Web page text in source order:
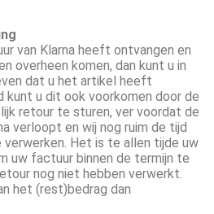
van Klarna heeft ontvangen en
overheen komen, dan kunt u in
dat u het artikel heeft
kunt u dit ook voorkomen door de
retour te sturen, ver voordat de
verloopt en wij nog ruim de tijd
Het is te allen tijde uw
uw factuur binnen de termijn te
nog niet hebben verwerkt.
het (rest)bedrag dan